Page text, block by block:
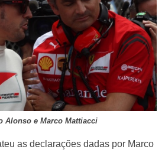
Alonso e Marco Mattiacci
as declarações dadas por Marco